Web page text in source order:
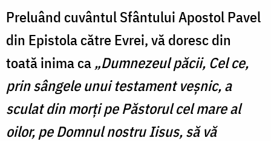
Preluând cuvântul Sfântului Apostol Pavel
din Epistola către Evrei, vă doresc din
toată inima ca „Dumnezeul păcii, Cel ce,
prin sângele unui testament veşnic, a
sculat din morţi pe Păstorul cel mare al
oilor, pe Domnul nostru Iisus, să vă